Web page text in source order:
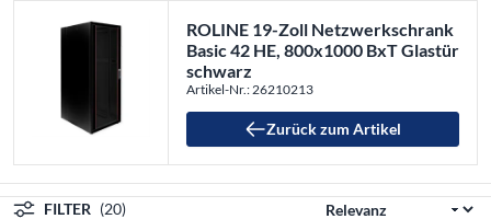
ROLINE 19-Zoll Netzwerkschrank
Basic 42 HE, 800x1000 BxT Glastür
schwarz
Artikel-Nr.: 26210213
Zurück zum Artikel
FILTER (20)